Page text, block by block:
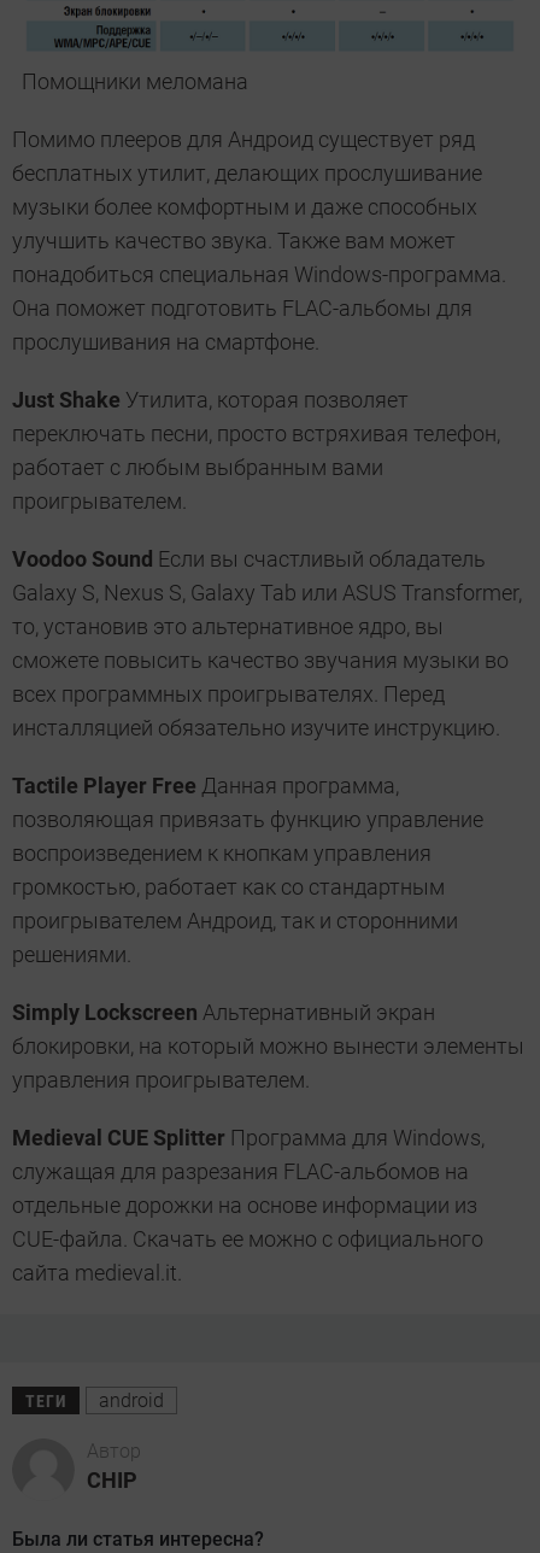
Помощники меломана
Помимо плееров для Андроид существует ряд
бесплатных утилит, делающих прослушивание
музыки более комфортным и даже способных
улучшить качество звука. Также вам может
понадобиться специальная Windows-программа.
Она поможет подготовить FLAC-альбомы для
прослушивания на смартфоне.
Just Shake Утилита, которая позволяет
переключать песни, просто встряхивая телефон,
работает с любым выбранным вами
проигрывателем.
Voodoo Sound Если вы счастливый обладатель
Galaxy S, Nexus S, Galaxy Tab или ASUS Transformer,
то, установив это альтернативное ядро, вы
сможете повысить качество звучания музыки во
всех программных проигрывателях. Перед
инсталляцией обязательно изучите инструкцию.
Tactile Player Free Данная программа,
позволяющая привязать функцию управление
воспроизведением к кнопкам управления
громкостью, работает как со стандартным
проигрывателем Андроид, так и сторонними
решениями.
Simply Lockscreen Альтернативный экран
блокировки, на который можно вынести элементы
управления проигрывателем.
Medieval CUE Splitter Программа для Windows,
служащая для разрезания FLAC-альбомов на
отдельные дорожки на основе информации из
CUE-файла. Скачать ее можно с официального
сайта medieval.it.
ТЕГИ android
Автор
CHIP
Была ли статья интересна?